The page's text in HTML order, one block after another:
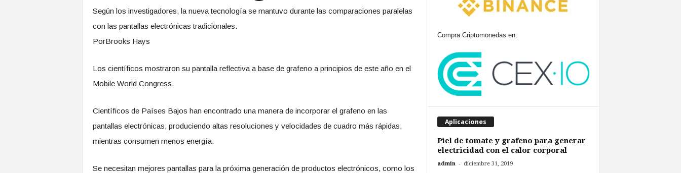
Según los investigadores, la nueva tecnología se mantuvo durante las comparaciones paralelas
con las pantallas electrónicas tradicionales.
PorBrooks Hays
Los científicos mostraron su pantalla reflectiva a base de grafeno a principios de este año en el
Mobile World Congress.
Científicos de Países Bajos han encontrado una manera de incorporar el grafeno en las
pantallas electrónicas, produciendo altas resoluciones y velocidades de cuadro más rápidas,
mientras consumen menos energía.
Se necesitan mejores pantallas para la próxima generación de productos electrónicos, como los
Compra Criptomonedas en:
Aplicaciones
Piel de tomate y grafeno para generar
electricidad con el calor corporal
admin - diciembre 31, 2019